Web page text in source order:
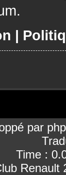
|
par
Time :
Renault